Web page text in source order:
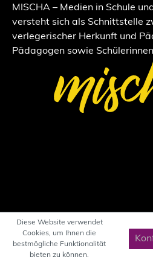
MISCHA – Medien in Schule
versteht sich als Schnittstelle
verlegerischer Herkunft und
Pädagogen sowie
Diese Website verwendet
Cookies, um Ihnen die
bestmögliche Funktionalität
bieten zu können.